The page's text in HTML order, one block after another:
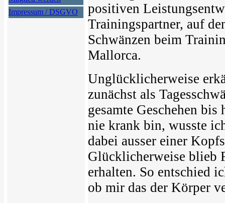
Impressum / DSGVO
positiven
Trainingspartner, auf
Schwänzen beim
Mallorca.
Unglücklicherweise
zunächst als
gesamte Geschehen
nie krank bin, wusste
dabei ausser einer
Glücklicherweise blieb
erhalten. So entschied
ob mir das der Körper